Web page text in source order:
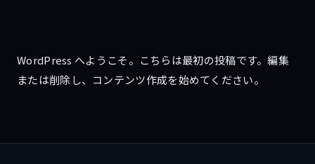
WordPress へようこそ。こちらは最初の投稿です。編集
または削除し、コンテンツ作成を始めてください。